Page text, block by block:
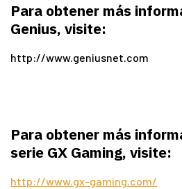
Para obtener más
Genius, visite:
http://www.geniusnet.com
Para obtener más
serie GX Gaming, visite:
http://www.gx-gaming.com/